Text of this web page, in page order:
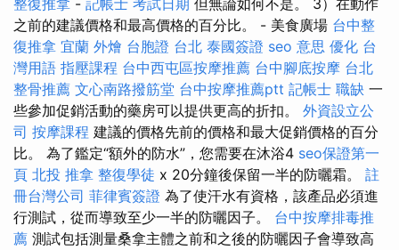
整復推拿 - 記帳士 考試日期 但無論如何不是。 3）在動作
之前的建議價格和最高價格的百分比。 - 美食廣場 台中整
復推拿 宜蘭 外燴 台胞證 台北 泰國簽證 seo 意思 優化 台
灣用語 指壓課程 台中西屯區按摩推薦 台中腳底按摩 台北
整骨推薦 文心南路撥筋堂 台中按摩推薦ptt 記帳士 職缺 一
些參加促銷活動的藥房可以提供更高的折扣。 外資設立公
司 按摩課程 建議的價格先前的價格和最大促銷價格的百分
比。 為了鑑定“額外的防水”，您需要在沐浴4 seo保證第一
頁 北投 推拿 整復學徒 x 20分鐘後保留一半的防曬霜。 註
冊台灣公司 菲律賓簽證 為了使汗水有資格，該產品必須進
行測試，從而導致至少一半的防曬因子。 台中按摩排毒推
薦 測試包括測量桑拿主體之前和之後的防曬因子會導致高